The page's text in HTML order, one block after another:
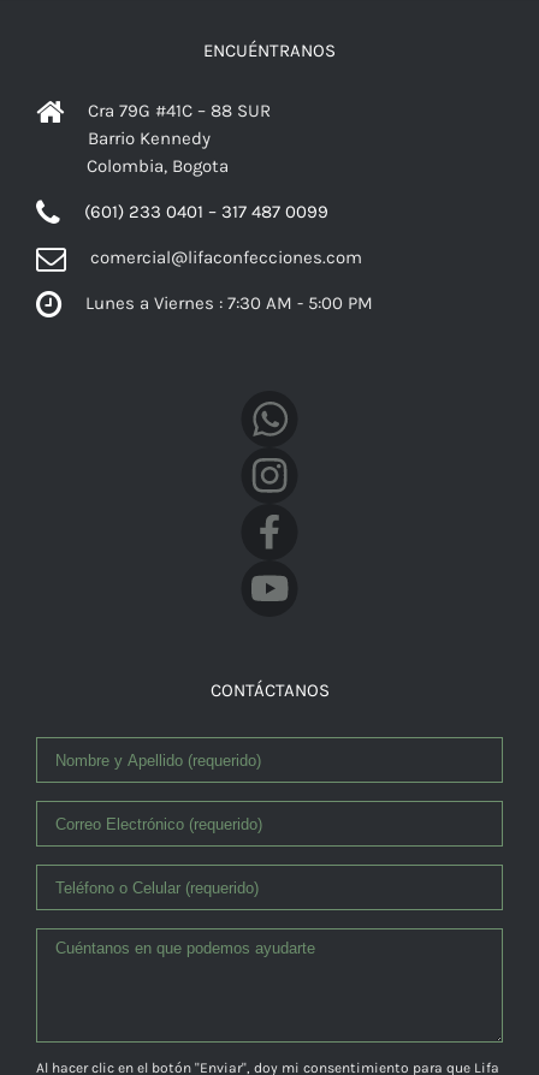
ENCUÉNTRANOS
Cra 79G #41C – 88 SUR
Barrio Kennedy
Colombia, Bogota
(601) 233 0401 – 317 487 0099
comercial@lifaconfecciones.com
Lunes a Viernes : 7:30 AM - 5:00 PM
CONTÁCTANOS
Al hacer clic en el botón "Enviar", doy mi consentimiento para que Lifa